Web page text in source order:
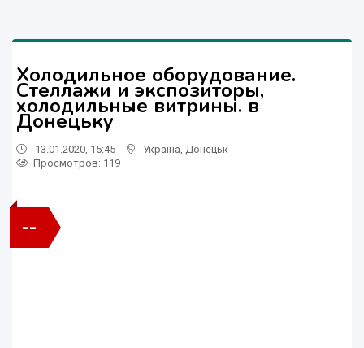
Холодильное оборудование.
Стеллажи и экспозиторы,
холодильные витрины. в
Донецьку
13.01.2020, 15:45 Україна Донецьк
Просмотров: 119
--